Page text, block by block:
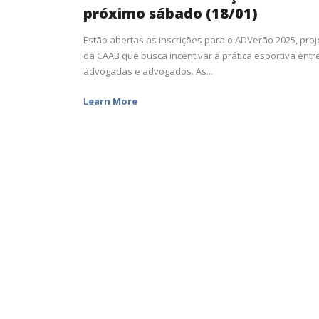
próximo sábado (18/01)
Estão abertas as inscrições para o ADVerão 2025,
da CAAB que busca incentivar a prática esportiva
advogadas e advogados. As...
Learn More